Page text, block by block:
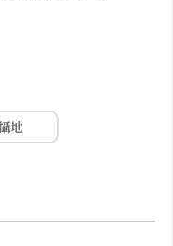
地